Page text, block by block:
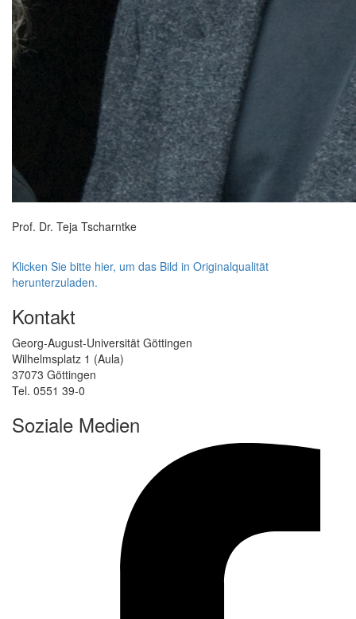
Prof. Dr. Teja Tscharntke
Klicken Sie bitte hier, um das Bild in Originalqualität
herunterzuladen.
Kontakt
Georg-August-Universität Göttingen
Wilhelmsplatz 1 (Aula)
37073 Göttingen
Tel. 0551 39-0
Soziale Medien